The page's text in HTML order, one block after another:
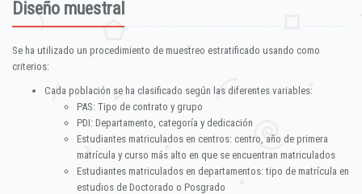
Diseño muestral
Se ha utilizado un procedimiento de muestreo estratificado usando como
criterios:
Cada población se ha clasificado según las diferentes variables:
PAS: Tipo de contrato y grupo
PDI: Departamento, categoría y dedicación
Estudiantes matriculados en centros: centro, año de primera
matrícula y curso más alto en que se encuentran matriculados
Estudiantes matriculados en departamentos: tipo de matrícula en
estudios de Doctorado o Posgrado